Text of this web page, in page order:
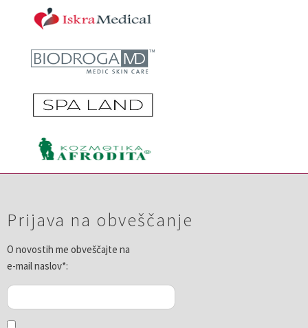
Prijava na obveščanje
O novostih me obveščajte na
e-mail naslov*: